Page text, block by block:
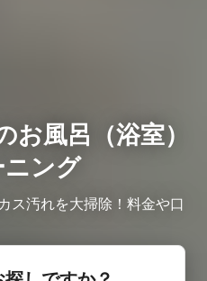
お風呂（浴室）
ング
ス汚れを大掃除！料金や口